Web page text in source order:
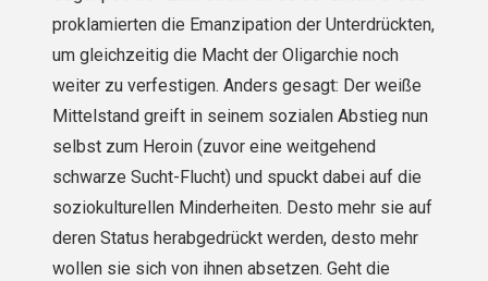
proklamierten die Emanzipation der Unterdrückten,
um gleichzeitig die Macht der Oligarchie noch
weiter zu verfestigen. Anders gesagt: Der weiße
Mittelstand greift in seinem sozialen Abstieg nun
selbst zum Heroin (zuvor eine weitgehend
schwarze Sucht-Flucht) und spuckt dabei auf die
soziokulturellen Minderheiten. Desto mehr sie auf
deren Status herabgedrückt werden, desto mehr
wollen sie sich von ihnen absetzen. Geht die